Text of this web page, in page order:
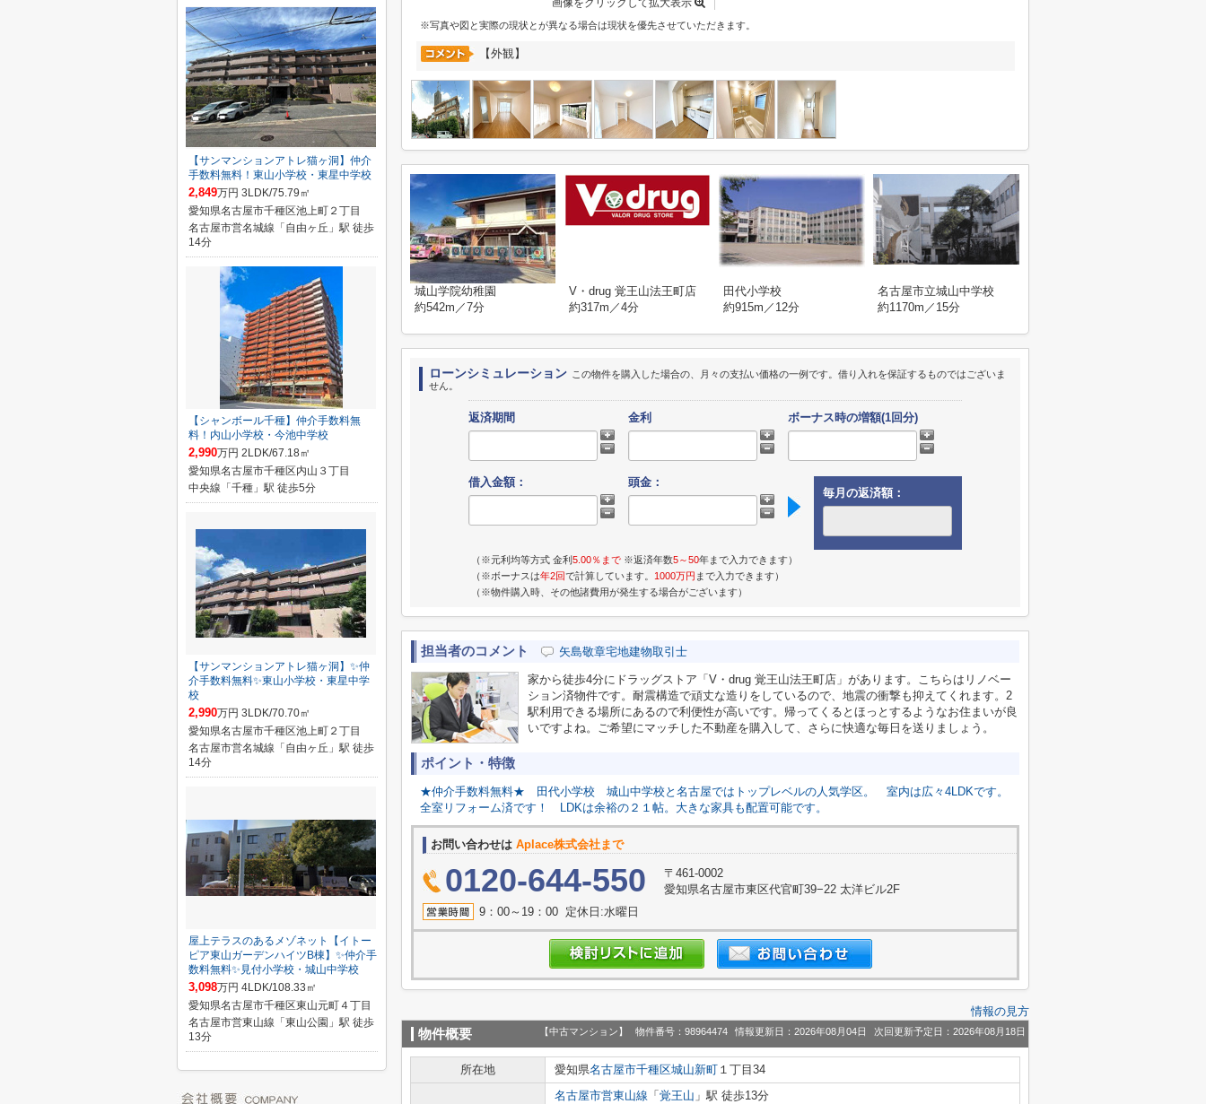
画像をクリックして拡大表示
※写真や図と実際の現状とが異なる場合は現状を優先させていただきます。
【外観】
城山学院幼稚園
約542m／7分
V・drug 覚王山法王町店
約317m／4分
田代小学校
約915m／12分
名古屋市立城山中学校
約1170m／15分
ローンシミュレーション この物件を購入した場合の、月々の支払い価格の一例です。借り入れを保証するものではございま
せん。
返済期間 金利 ボーナス時の増額(1回分)
借入金額：
頭金：
毎月の返済額：
（※元利均等方式 金利5.00％まで ※返済年数5～50年まで入力できます）
（※ボーナスは年2回で計算しています。 1000万円 まで入力できます）
（※物件購入時、その他諸費用が発生する場合がございます）
担当者のコメント 矢島敬章宅地建物取引士
家から徒歩4分にドラッグストア「V・drug 覚王山法王町店」があります。こちらはリノベー
ション済物件です。耐震構造で頑丈な造りをしているので、地震の衝撃も抑えてくれます。2
駅利用できる場所にあるので利便性が高いです。帰ってくるとほっとするようなお住まいが良
いですよね。ご希望にマッチした不動産を購入して、さらに快適な毎日を送りましょう。
ポイント・特徴
★仲介手数料無料★ 田代小学校 城山中学校と名古屋ではトップレベルの人気学区。
室内は広々4LDKです。
全室リフォーム済です！
LDKは余裕の２１帖。大きな家具も配置可能です。
お問い合わせは Aplace株式会社まで
0120-644-550
〒461-0002
愛知県名古屋市東区代官町39−22 太洋ビル2F
9：00～19：00 定休日:水曜日
情報の見方
物件概要 【中古マンション】 物件番号：98964474 情報更新日：2026年08月04日 次回更新予定日：2026年08月18日
所在地 愛知県名古屋市千種区城山新町 １丁目34
名古屋市営東山線 「 覚王山 」駅 徒歩13分
【サンマンションアトレ猫ヶ洞】仲介
手数料無料！東山小学校・東星中学校
2,849万円 3LDK/75.79㎡
愛知県名古屋市千種区池上町２丁目
名古屋市営名城線「自由ヶ丘」駅 徒歩
14分
【シャンボール千種】仲介手数料無
料！内山小学校・今池中学校
2,990万円 2LDK/67.18㎡
愛知県名古屋市千種区内山３丁目
中央線「千種」駅 徒歩5分
【サンマンションアトレ猫ヶ洞】✨️仲
介手数料無料✨️東山小学校・東星中学
校
2,990万円 3LDK/70.70㎡
愛知県名古屋市千種区池上町２丁目
名古屋市営名城線「自由ヶ丘」駅 徒歩
14分
屋上テラスのあるメゾネット【イトー
ピア東山ガーデンハイツB棟】✨️仲介手
数料無料✨️見付小学校・城山中学校
3,098万円 4LDK/108.33㎡
愛知県名古屋市千種区東山元町４丁目
名古屋市営東山線「東山公園」駅 徒歩
13分